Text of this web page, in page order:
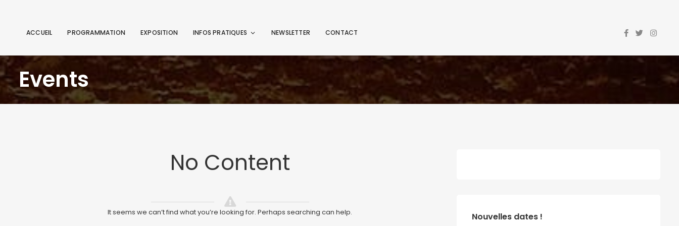
ACCUEIL PROGRAMMATION EXPOSITION INFOS PRATIQUES NEWSLETTER CONTACT
Events
No Content
It seems we can’t find what you’re looking for. Perhaps searching can help. Nouvelles dates !